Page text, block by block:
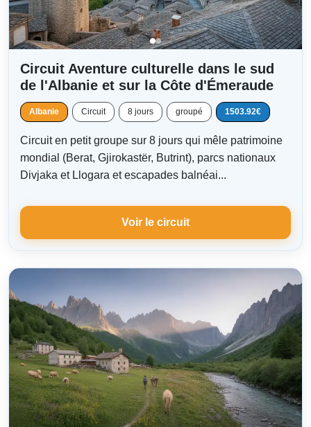
Circuit Aventure culturelle dans le sud
de l'Albanie et sur la Côte d'Émeraude
Albanie Circuit 8 jours groupé 1503.92€
Circuit en petit groupe sur 8 jours qui mêle patrimoine
mondial (Berat, Gjirokastër, Butrint), parcs nationaux
Divjaka et Llogara et escapades balnéai...
Voir le circuit